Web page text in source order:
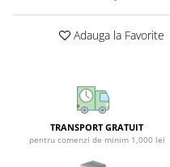
Aparate de Ras
Alte Articole
Adauga la Favorite
TRANSPORT GRATUIT
pentru comenzi de minim 1,000 lei